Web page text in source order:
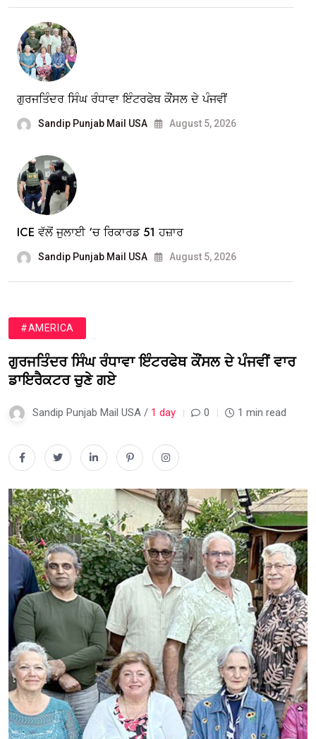
ਗੁਰਜਤਿੰਦਰ ਸਿੰਘ ਰੰਧਾਵਾ ਇੰਟਰਫੇਥ ਕੌਂਸਲ ਦੇ ਪੰਜਵੀਂ
Sandip Punjab Mail USA August 5, 2026
ICE ਵੱਲੋਂ ਜੁਲਾਈ ‘ਚ ਰਿਕਾਰਡ 51 ਹਜ਼ਾਰ
Sandip Punjab Mail USA August 5, 2026
#AMERICA
ਗੁਰਜਤਿੰਦਰ ਸਿੰਘ ਰੰਧਾਵਾ ਇੰਟਰਫੇਥ ਕੌਂਸਲ ਦੇ ਪੰਜਵੀਂ ਵਾਰ
ਡਾਇਰੈਕਟਰ ਚੁਣੇ ਗਏ
Sandip Punjab Mail USA / 1 day 0 1 min read